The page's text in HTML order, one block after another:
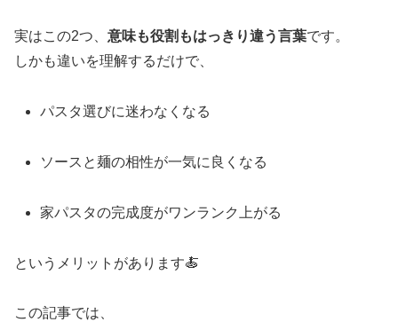
実はこの2つ、 意味も役割もはっきり違う言葉です。
しかも違いを理解するだけで、
パスタ選びに迷わなくなる
ソースと麺の相性が一気に良くなる
家パスタの完成度がワンランク上がる
というメリットがあります🍝
この記事では、